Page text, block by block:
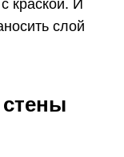
краской. И
слой